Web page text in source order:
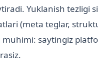
Yuklanish tezligi
(meta teglar,
muhimi: saytingiz